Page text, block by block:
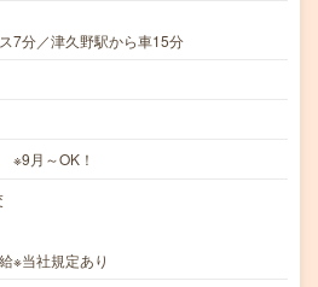
7分／津久野駅から車15分
月～OK！
※当社規定あり